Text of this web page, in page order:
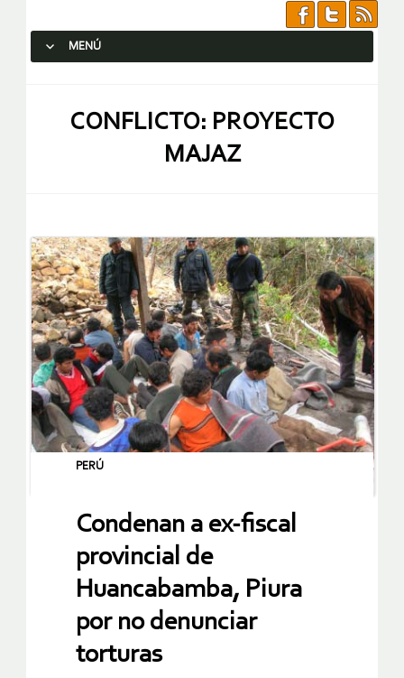
MENÚ
CONFLICTO: PROYECTO
MAJAZ
PERÚ
Condenan a ex-fiscal
provincial de
Huancabamba, Piura
por no denunciar
torturas